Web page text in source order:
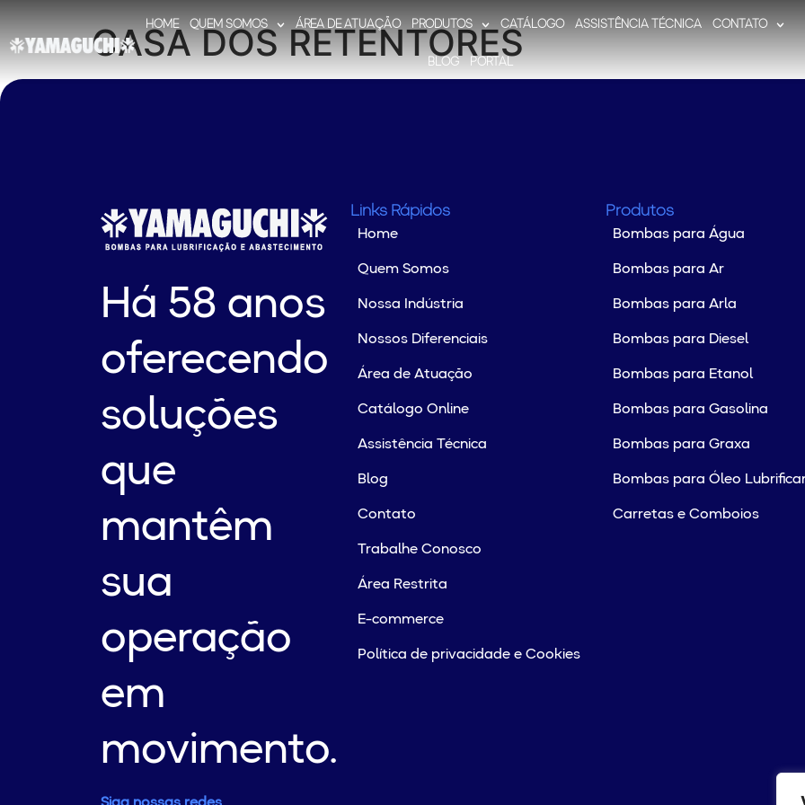
HOME QUEM SOMOS ÁREA DE ATUAÇÃO PRODUTOS CATÁLOGO ASSISTÊNCIA TÉCNICA CONTATO
BLOG PORTAL
CASA DOS RETENTORES
Há 58 anos
oferecendo
soluções
que
mantêm
sua
operação
em
movimento.
Links Rápidos
Home
Quem Somos
Nossa Indústria
Nossos Diferenciais
Área de Atuação
Catálogo Online
Assistência Técnica
Blog
Contato
Trabalhe Conosco
Área Restrita
E-commerce
Política de privacidade e Cookies
Produtos
Bombas para Água
Bombas para Ar
Bombas para Arla
Bombas para Diesel
Bombas para Etanol
Bombas para Gasolina
Bombas para Graxa
Bombas para Óleo
Carretas e Comboios